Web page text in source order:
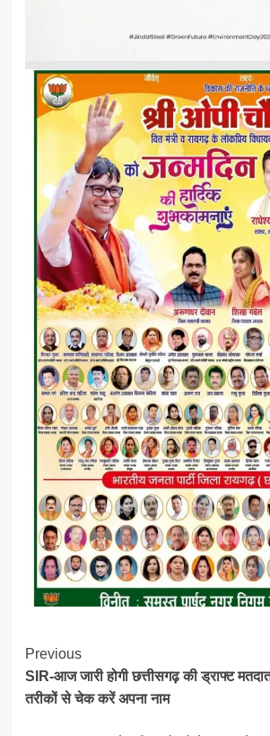
Post
Navigation
Previous
SIR-आज जारी होगी छत्तीसगढ़ की ड्राफ्ट
तरीकों से चेक करें अपना नाम